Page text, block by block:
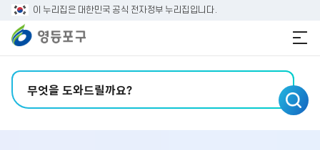
본문 바로가기
주메뉴 바로가기
이 누리집은 대한민국 공식 전자정부 누리집입니다.